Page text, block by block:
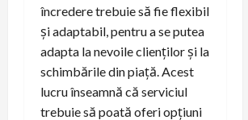
încredere trebuie să fie flexibil
și adaptabil, pentru a se putea
adapta la nevoile clienților și la
schimbările din piață. Acest
lucru înseamnă că serviciul
trebuie să poată oferi opțiuni